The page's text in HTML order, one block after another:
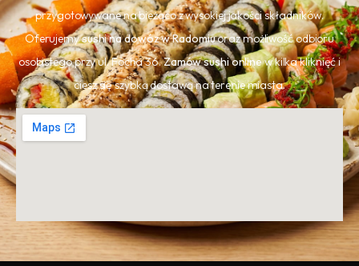
przygotowywane na bieżąco z wysokiej jakości składników.
Oferujemysushi na dowóz w Radomiuoraz możliwość odbioru
osobistego przy ul. Focha 36.Zamów sushi onlinew kilka kliknięć i
ciesz się szybką dostawą na terenie miasta.